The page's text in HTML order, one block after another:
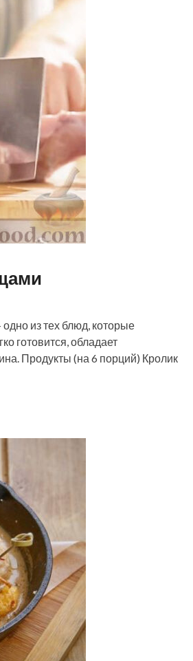
из тех блюд, которые
готовится, обладает
Продукты (на 6 порций) Кролик